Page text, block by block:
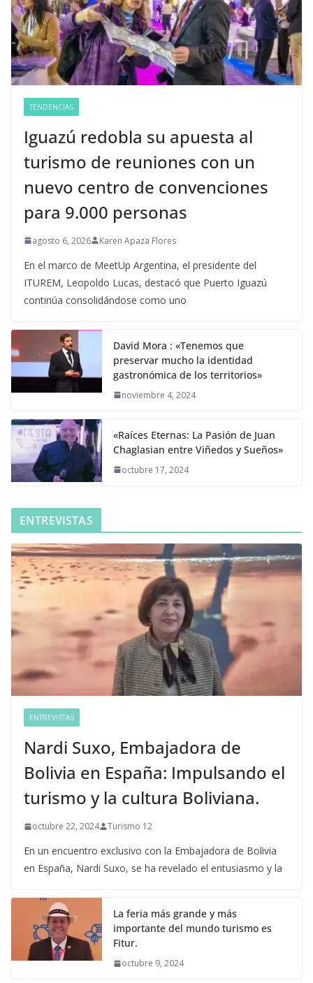
TENDENCIAS
Iguazú redobla su apuesta al
turismo de reuniones con un
nuevo centro de convenciones
para 9.000 personas
agosto 6, 2026 Karen Apaza Flores
En el marco de MeetUp Argentina, el presidente del
ITUREM, Leopoldo Lucas, destacó que Puerto Iguazú
continúa consolidándose como uno
David Mora : «Tenemos que
preservar mucho la identidad
gastronómica de los territorios»
noviembre 4, 2024
«Raíces Eternas: La Pasión de Juan
Chaglasian entre Viñedos y Sueños»
octubre 17, 2024
ENTREVISTAS
ENTREVISTAS
Nardi Suxo, Embajadora de
Bolivia en España: Impulsando el
turismo y la cultura Boliviana.
octubre 22, 2024 Turismo 12
En un encuentro exclusivo con la Embajadora de Bolivia
en España, Nardi Suxo, se ha revelado el entusiasmo y la
La feria más grande y más
importante del mundo turismo es
Fitur.
octubre 9, 2024